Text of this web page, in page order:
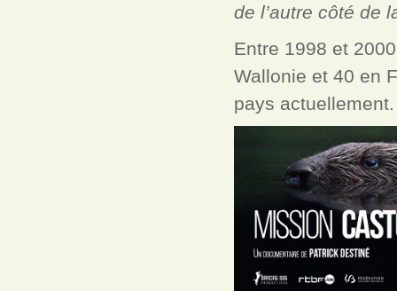
de l’autre côté de
Entre 1998 et
Wallonie et 40 en
pays actuellement.